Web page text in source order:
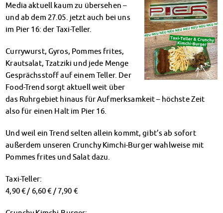
Mensa-FAQs
CampusCatering
MensaFeedback
Wohnen
Wohnheime im Überblick
Wohnheime in Magdeburg
Wohnheime in Wernigerode
Wohnheimantrag & -service
Wohnheimtutoren
Schadensmeldung
Wohnen-FAQ
AnsprechpartnerInnen
Soziales & Beratung
Media aktuell kaum zu übersehen –
und ab dem 27.05. jetzt auch bei uns
im Pier 16: der Taxi-Teller.
Currywurst, Gyros, Pommes frites,
Krautsalat, Tzatziki und jede Menge
Gesprächsstoff auf einem Teller. Der
Food-Trend sorgt aktuell weit über
das Ruhrgebiet hinaus für Aufmerksamkeit – höchste Zeit
also für einen Halt im Pier 16.
Und weil ein Trend selten allein kommt, gibt’s ab sofort
außerdem unseren Crunchy Kimchi-Burger wahlweise mit
Pommes frites und Salat dazu.
Taxi-Teller:
4,90 € / 6,60 € / 7,90 €